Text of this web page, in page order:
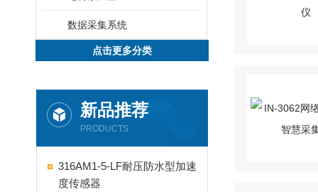
数据采集系统
点击更多分类
新品推荐
PRODUCTS
316AM1-5-LF耐压防水型加速
度传感器